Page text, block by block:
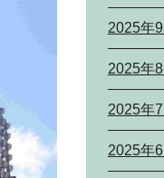
2025年9
2025年8
2025年7
2025年6